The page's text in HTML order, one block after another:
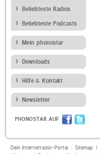
Beliebteste Radios
Beliebteste Podcasts
Mein phonostar
Downloads
Hilfe & Kontakt
Newsletter
PHONOSTAR AUF
Dein Internetradio-Portal : Sitemap|